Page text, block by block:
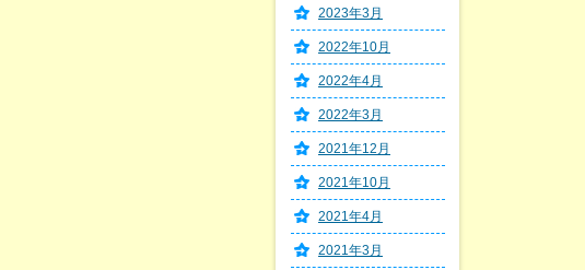
2023年3月
2022年10月
2022年4月
2022年3月
2021年12月
2021年10月
2021年4月
2021年3月